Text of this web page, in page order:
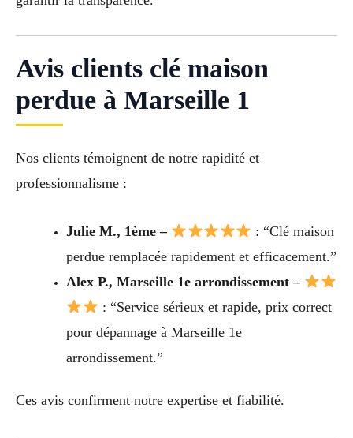
Avis clients clé maison
perdue à Marseille 1
Nos clients témoignent de notre rapidité et
professionnalisme :
Julie M., 1ème –
: “Clé maison
perdue remplacée rapidement et efficacement.”
Alex P., Marseille 1e arrondissement –
: “Service sérieux et rapide, prix correct
pour dépannage à Marseille 1e
arrondissement.”
Ces avis confirment notre expertise et fiabilité.